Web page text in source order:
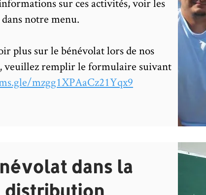
sur ces activités, voir les
notre menu.
plus sur le bénévolat lors de nos
veuillez remplir le formulaire suivant
mzgg1XPAaCz21Yqx9
dans la